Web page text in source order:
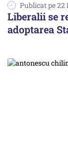
Publicat pe 22
Liberalii se
adoptarea